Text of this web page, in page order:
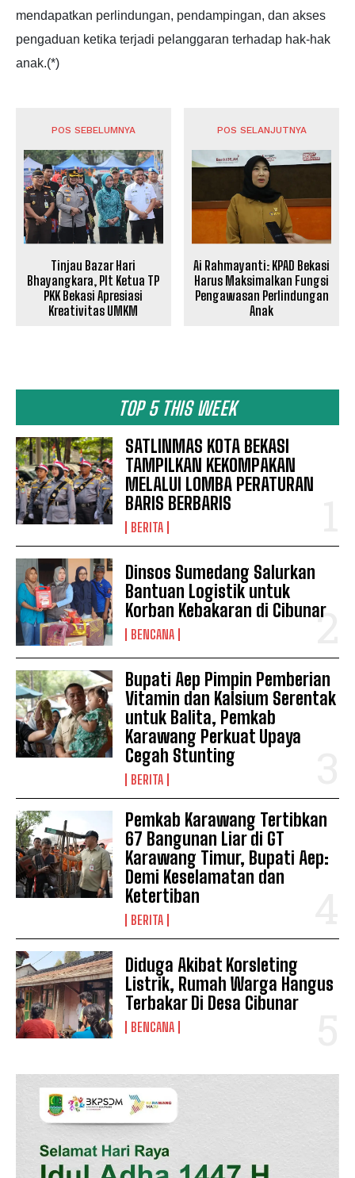
News Week
Magazine PRO
SUBSCRIBE NOW
Company
Disclaimer
Kontak Kami
Tentang Kami
Indeks Berita
TOP 5 THIS WEEK
SATLINMAS KOTA BEKASI
TAMPILKAN KEKOMPAKAN
MELALUI LOMBA PERATURAN
BARIS BERBARIS
BERITA
Dinsos Sumedang Salurkan
Bantuan Logistik untuk
Korban Kebakaran di Cibunar
BENCANA
Bupati Aep Pimpin Pemberian
Vitamin dan Kalsium Serentak
untuk Balita, Pemkab
Karawang Perkuat Upaya
Cegah Stunting
BERITA
Pemkab Karawang Tertibkan
67 Bangunan Liar di GT
Karawang Timur, Bupati Aep:
Demi Keselamatan dan
Ketertiban
BERITA
Diduga Akibat Korsleting
Listrik, Rumah Warga Hangus
Terbakar Di Desa Cibunar
BENCANA
mendapatkan perlindungan, pendampingan, dan akses
pengaduan ketika terjadi pelanggaran terhadap hak-hak
anak.(*)
POS SEBELUMNYA
Tinjau Bazar Hari
Bhayangkara, Plt Ketua TP
PKK Bekasi Apresiasi
Kreativitas UMKM
POS SELANJUTNYA
Ai Rahmayanti: KPAD Bekasi
Harus Maksimalkan Fungsi
Pengawasan Perlindungan
Anak